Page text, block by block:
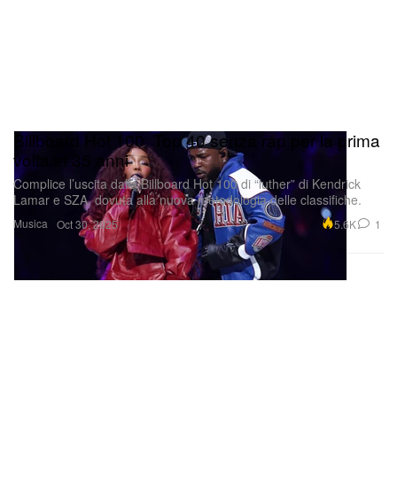
Musica
Billboard Hot 100: Top 40 senza rap per la prima
volta in 35 anni
Complice l’uscita dalla Billboard Hot 100 di “luther” di Kendrick
Lamar e SZA, dovuta alla nuova metodologia delle classifiche.
Oct 30, 2025 5.6K 1